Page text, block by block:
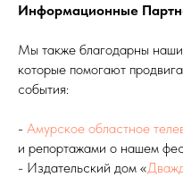
Информационные
Мы также благодарны
которые помогают
события:
- Амурское областное
и репортажами о нашем
- Издательский дом «